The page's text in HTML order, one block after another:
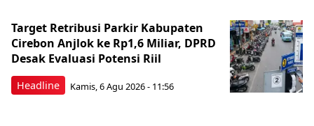
Headline
Target Retribusi Parkir Kabupaten
Cirebon Anjlok ke Rp1,6 Miliar, DPRD
Desak Evaluasi Potensi Riil
Kamis, 6 Agu 2026 - 11:56